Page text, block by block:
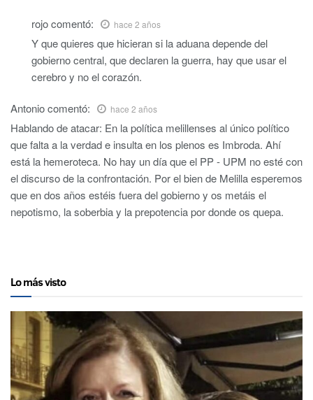
rojocomentó: hace 2 años
Y que quieres que hicieran si la aduana depende del
gobierno central, que declaren la guerra, hay que usar el
cerebro y no el corazón.
Antoniocomentó: hace 2 años
Hablando de atacar: En la política melillenses al único político
que falta a la verdad e insulta en los plenos es Imbroda. Ahí
está la hemeroteca. No hay un día que el PP - UPM no esté con
el discurso de la confrontación. Por el bien de Melilla esperemos
que en dos años estéis fuera del gobierno y os metáis el
nepotismo, la soberbia y la prepotencia por donde os quepa.
Lo más visto